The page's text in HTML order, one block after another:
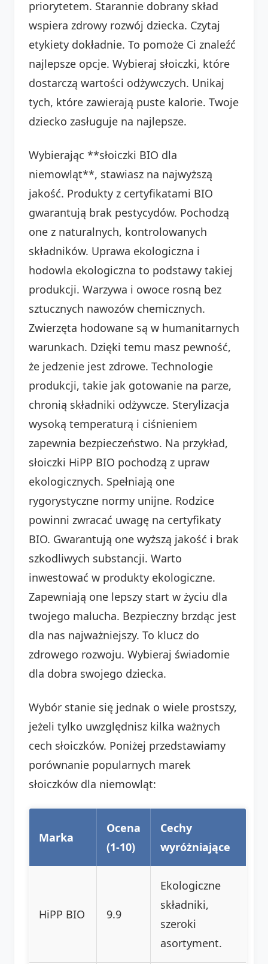
priorytetem. Starannie dobrany skład
wspiera zdrowy rozwój dziecka. Czytaj
etykiety dokładnie. To pomoże Ci znaleźć
najlepsze opcje. Wybieraj słoiczki, które
dostarczą wartości odżywczych. Unikaj
tych, które zawierają puste kalorie. Twoje
dziecko zasługuje na najlepsze.
Wybierając **słoiczki BIO dla
niemowląt**, stawiasz na najwyższą
jakość. Produkty z certyfikatami BIO
gwarantują brak pestycydów. Pochodzą
one z naturalnych, kontrolowanych
składników. Uprawa ekologiczna i
hodowla ekologiczna to podstawy takiej
produkcji. Warzywa i owoce rosną bez
sztucznych nawozów chemicznych.
Zwierzęta hodowane są w humanitarnych
warunkach. Dzięki temu masz pewność,
że jedzenie jest zdrowe. Technologie
produkcji, takie jak gotowanie na parze,
chronią składniki odżywcze. Sterylizacja
wysoką temperaturą i ciśnieniem
zapewnia bezpieczeństwo. Na przykład,
słoiczki HiPP BIO pochodzą z upraw
ekologicznych. Spełniają one
rygorystyczne normy unijne. Rodzice
powinni zwracać uwagę na certyfikaty
BIO. Gwarantują one wyższą jakość i brak
szkodliwych substancji. Warto
inwestować w produkty ekologiczne.
Zapewniają one lepszy start w życiu dla
twojego malucha. Bezpieczny brzdąc jest
dla nas najważniejszy. To klucz do
zdrowego rozwoju. Wybieraj świadomie
dla dobra swojego dziecka.
Wybór stanie się jednak o wiele prostszy,
jeżeli tylko uwzględnisz kilka ważnych
cech słoiczków. Poniżej przedstawiamy
porównanie popularnych marek
słoiczków dla niemowląt:
Marka
Ocena
(1-10)
Cechy
wyróżniające
HiPP BIO 9.9
Ekologiczne
składniki,
szeroki
asortyment.